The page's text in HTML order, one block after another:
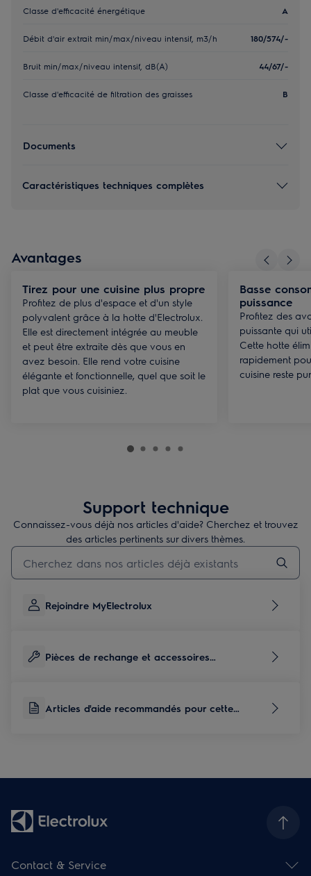
Classe d'efficacité énergétique A
Débit d'air extrait min/max/niveau intensif, m3/h 180/574/-
Bruit min/max/niveau intensif, dB(A) 44/67/-
Classe d'efficacité de filtration des graisses B
Documents
Caractéristiques techniques complètes
Avantages
Tirez pour une cuisine plus propre
Profitez de plus d'espace et d'un style
polyvalent grâce à la hotte d'Electrolux.
Elle est directement intégrée au meuble
et peut être extraite dès que vous en
avez besoin. Elle rend votre cuisine
élégante et fonctionnelle, quel que soit le
plat que vous cuisiniez.
Basse
puissance
Profitez des
puissante qui
Cette hotte
rapidement
cuisine reste
Support technique
Connaissez-vous déjà nos articles d'aide? Cherchez et trouvez
des articles pertinents sur divers thèmes.
Taper pour rechercher des articles de conseils
Rejoindre MyElectrolux
Pièces de rechange et accessoires
Articles d'aide recommandés pour cette
Contact & Service